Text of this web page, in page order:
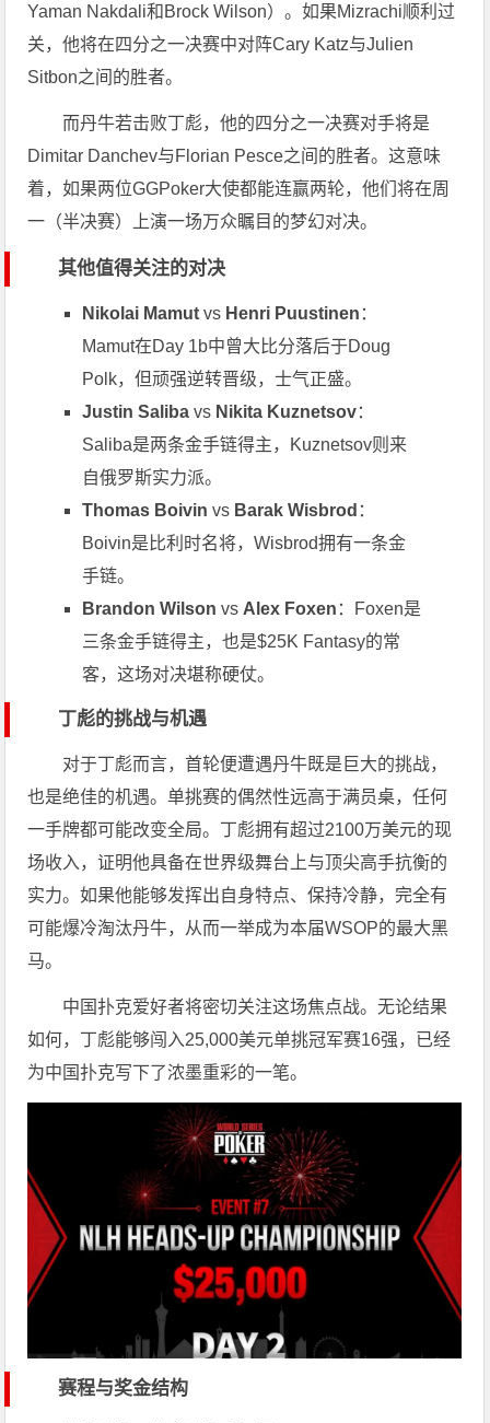
Yaman Nakdali和Brock Wilson）。如果Mizrachi顺利过
关，他将在四分之一决赛中对阵Cary Katz与Julien
Sitbon之间的胜者。
而丹牛若击败丁彪，他的四分之一决赛对手将是
Dimitar Danchev与Florian Pesce之间的胜者。这意味
着，如果两位GGPoker大使都能连赢两轮，他们将在周
一（半决赛）上演一场万众瞩目的梦幻对决。
其他值得关注的对决
Nikolai Mamut vs Henri Puustinen ：
Mamut在Day 1b中曾大比分落后于Doug
Polk，但顽强逆转晋级，士气正盛。
Justin Saliba vs Nikita Kuznetsov：
Saliba是两条金手链得主，Kuznetsov则来
自俄罗斯实力派。
Thomas Boivin vs Barak Wisbrod ：
Boivin是比利时名将，Wisbrod拥有一条金
手链。
Brandon Wilson vs Alex Foxen ：Foxen是
三条金手链得主，也是$25K Fantasy的常
客，这场对决堪称硬仗。
丁彪的挑战与机遇
对于丁彪而言，首轮便遭遇丹牛既是巨大的挑战，
也是绝佳的机遇。单挑赛的偶然性远高于满员桌，任何
一手牌都可能改变全局。丁彪拥有超过2100万美元的现
场收入，证明他具备在世界级舞台上与顶尖高手抗衡的
实力。如果他能够发挥出自身特点、保持冷静，完全有
可能爆冷淘汰丹牛，从而一举成为本届WSOP的最大黑
马。
中国扑克爱好者将密切关注这场焦点战。无论结果
如何，丁彪能够闯入25,000美元单挑冠军赛16强，已经
为中国扑克写下了浓墨重彩的一笔。
赛程与奖金结构